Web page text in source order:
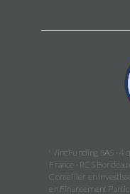
WineFunding SAS · 4
France · RCS
Conseiller en
en Financement